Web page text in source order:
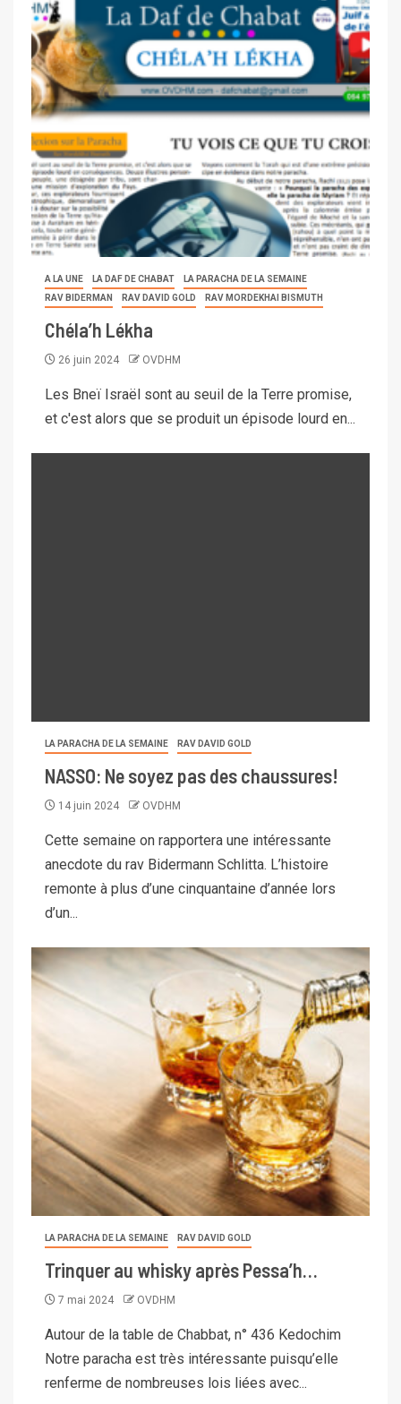
A LA UNE LA DAF DE CHABAT
LA PARACHA DE LA SEMAINE
RAV BIDERMAN
RAV DAVID GOLD RAV MORDEKHAI BISMUTH
Chéla’h Lékha
26 juin 2024 OVDHM
Les Bneï Israël sont au seuil de la Terre promise,
et c'est alors que se produit un épisode lourd en...
LA PARACHA DE LA SEMAINE RAV DAVID GOLD
NASSO: Ne soyez pas des chaussures!
14 juin 2024 OVDHM
Cette semaine on rapportera une intéressante
anecdote du rav Bidermann Schlitta. L’histoire
remonte à plus d’une cinquantaine d’année lors
d’un...
LA PARACHA DE LA SEMAINE RAV DAVID GOLD
Trinquer au whisky après Pessa’h…
7 mai 2024 OVDHM
Autour de la table de Chabbat, n° 436 Kedochim
Notre paracha est très intéressante puisqu’elle
renferme de nombreuses lois liées avec...